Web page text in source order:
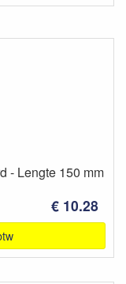
- Lengte 150 mm
€ 10.28